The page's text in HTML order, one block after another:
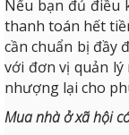
Nếu bạn đủ điều
thanh toán hết
cần chuẩn bị đầy
với đơn vị quản lý
nhượng lại cho
Mua nhà ở xã hội